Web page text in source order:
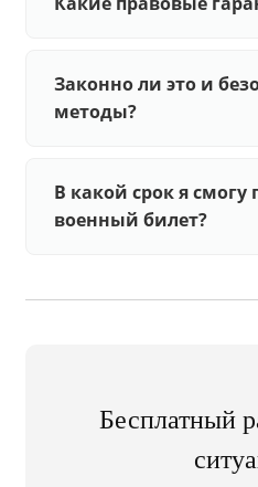
Законно ли это и
методы?
В какой срок я смогу
военный билет?
Бесплатный